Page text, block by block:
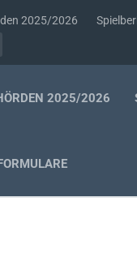
2025/2026
2025/2026